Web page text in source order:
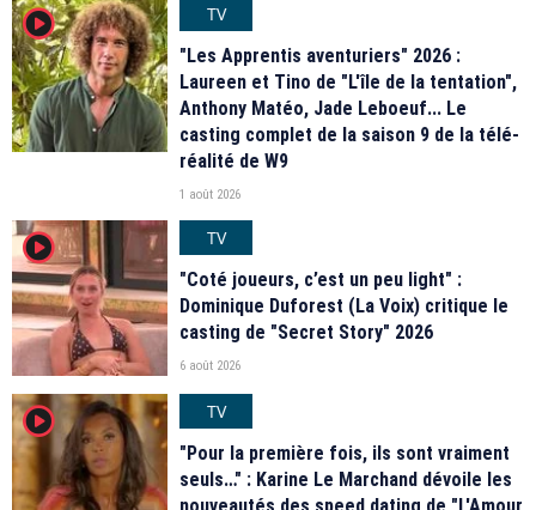
player2
TV
"Les Apprentis aventuriers" 2026 :
Laureen et Tino de "L'île de la tentation",
Anthony Matéo, Jade Leboeuf... Le
casting complet de la saison 9 de la télé-
réalité de W9
1 août 2026
player2
TV
"Coté joueurs, c’est un peu light" :
Dominique Duforest (La Voix) critique le
casting de "Secret Story" 2026
6 août 2026
player2
TV
"Pour la première fois, ils sont vraiment
seuls…" : Karine Le Marchand dévoile les
nouveautés des speed dating de "L'Amour